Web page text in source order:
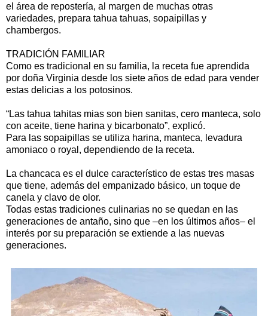
el área de repostería, al margen de muchas otras
variedades, prepara tahua tahuas, sopaipillas y
chambergos.
TRADICIÓN FAMILIAR
Como es tradicional en su familia, la receta fue aprendida
por doña Virginia desde los siete años de edad para vender
estas delicias a los potosinos.
“Las tahua tahitas mias son bien sanitas, cero manteca, solo
con aceite, tiene harina y bicarbonato”, explicó.
Para las sopaipillas se utiliza harina, manteca, levadura
amoniaco o royal, dependiendo de la receta.
La chancaca es el dulce característico de estas tres masas
que tiene, además del empanizado básico, un toque de
canela y clavo de olor.
Todas estas tradiciones culinarias no se quedan en las
generaciones de antaño, sino que –en los últimos años– el
interés por su preparación se extiende a las nuevas
generaciones.